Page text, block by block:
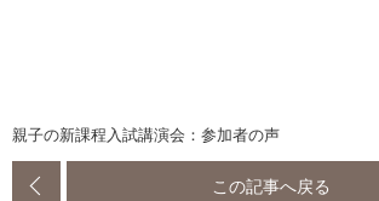
親子の新課程入試講演会：参加者の声
この記事へ戻る